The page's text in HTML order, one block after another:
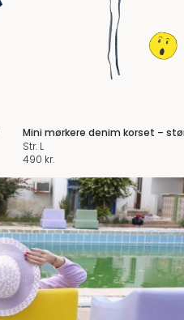
Mini mørkere denim korset –
Str. L
490 kr.